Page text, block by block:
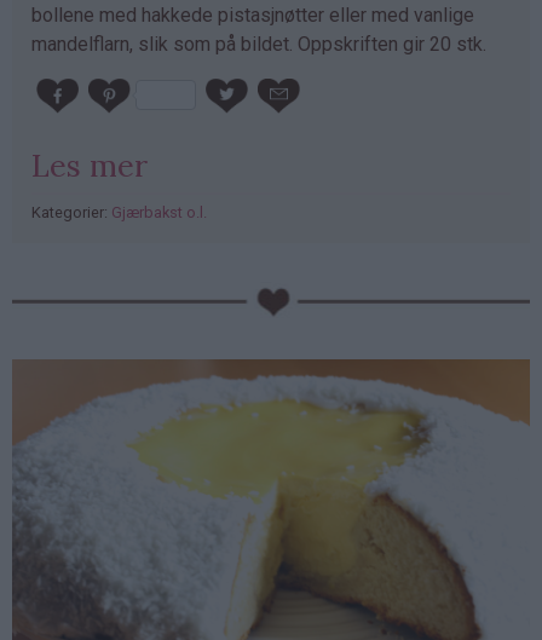
bollene med hakkede pistasjnøtter eller med vanlige
mandelflarn, slik som på bildet. Oppskriften gir 20 stk.
Les mer
Kategorier: Gjærbakst o.l.
PubGalaxy